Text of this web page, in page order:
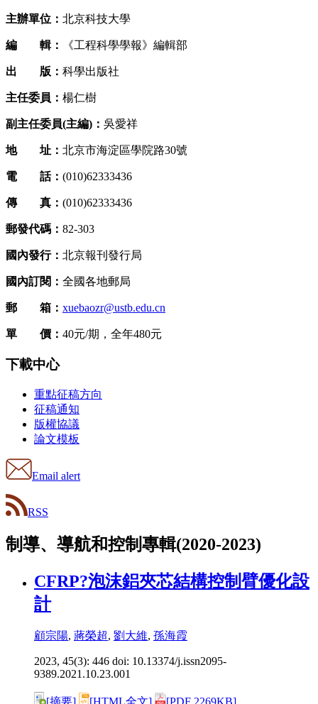
主辦單位： 北京科技大學
編 輯： 《工程科學學報》編輯部
出 版： 科學出版社
主任委員： 楊仁樹
副主任委員(主編)： 吳愛祥
地 址： 北京市海淀區學院路30號
電 話： (010)62333436
傳 真： (010)62333436
郵發代碼： 82-303
國內發行： 北京報刊發行局
國內訂閱： 全國各地郵局
郵 箱： xuebaozr@ustb.edu.cn
單 價： 40元/期，全年480元
下載中心
重點征稿方向
征稿通知
版權協議
論文模板
Email alert
RSS
制導、導航和控制專輯(2020-2023)
CFRP?泡沫鋁夾芯結構控制臂優化設
計
顧宗陽, 蔣榮超, 劉大維, 孫海霞
2023, 45(3): 446 doi: 10.13374/j.issn2095-
9389.2021.10.23.001